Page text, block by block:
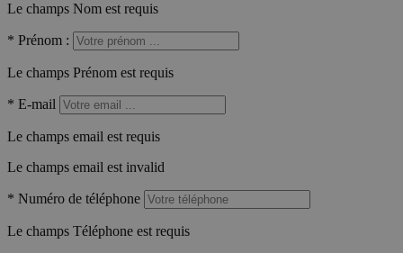
Le champs Nom est requis
* Prénom :
Le champs Prénom est requis
* E-mail
Le champs email est requis
Le champs email est invalid
* Numéro de téléphone
Le champs Téléphone est requis